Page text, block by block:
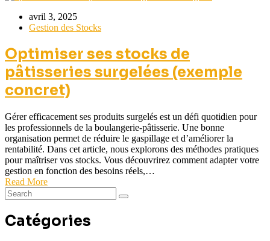
avril 3, 2025
Gestion des Stocks
Optimiser ses stocks de
pâtisseries surgelées (exemple
concret)
Gérer efficacement ses produits surgelés est un défi quotidien pour
les professionnels de la boulangerie-pâtisserie. Une bonne
organisation permet de réduire le gaspillage et d’améliorer la
rentabilité. Dans cet article, nous explorons des méthodes pratiques
pour maîtriser vos stocks. Vous découvrirez comment adapter votre
gestion en fonction des besoins réels,…
Read More
Catégories